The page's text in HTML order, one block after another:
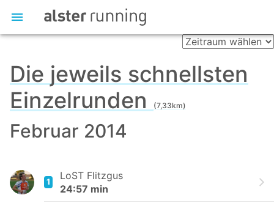
Die jeweils schnellsten
Einzelrunden
(7,33km)
Februar 2014
1
LoST Flitzgus
24:57 min